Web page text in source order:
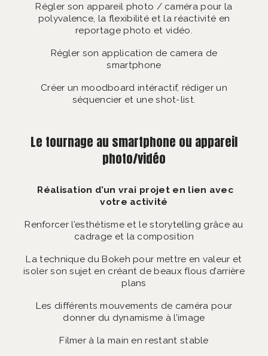
Régler son appareil photo / caméra pour la
polyvalence, la flexibilité et la réactivité en
reportage photo et vidéo.
Régler son application de camera de
smartphone
Créer un moodboard intéractif, rédiger un
séquencier et une shot-list.
Le tournage au smartphone ou appareil
photo/vidéo
Réalisation d’un vrai projet en lien avec
votre activité
Renforcer l’esthétisme et le storytelling grâce au
cadrage et la composition
La technique du Bokeh pour mettre en valeur et
isoler son sujet en créant de beaux flous d’arrière
plans
Les différents mouvements de caméra pour
donner du dynamisme à l’image
Filmer à la main en restant stable